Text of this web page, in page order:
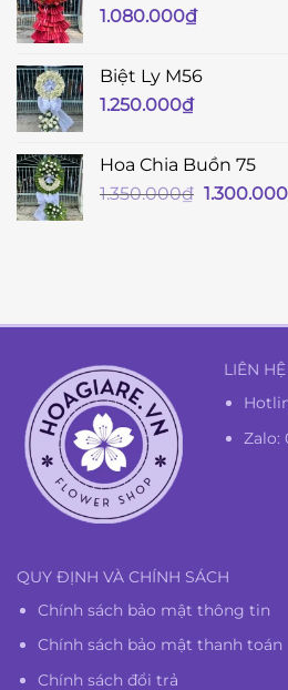
1.080.000₫
Biệt Ly M56
1.250.000₫
Hoa Chia Buồn 75
1.350.000₫ Giá
1.300.000
LIÊN HỆ
Zalo:
QUY ĐỊNH VÀ CHÍNH SÁCH
Chính sách bảo mật thông tin
Chính sách bảo mật thanh toán
Chính sách đổi trả